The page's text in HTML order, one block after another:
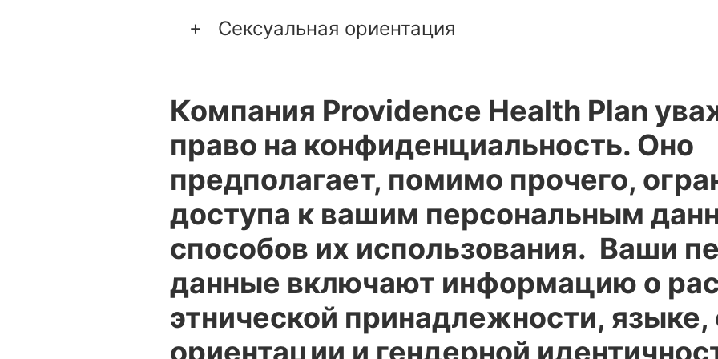
Сексуальная ориентация
Компания Providence Health Plan
право на конфиденциальность. Оно
предполагает, помимо прочего,
доступа к вашим персональным
способов их использования. Ваши
данные включают информацию о
этнической принадлежности, языке,
ориентации и гендерной